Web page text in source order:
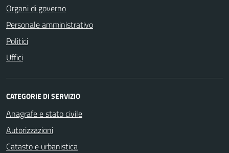
Organi di governo
Personale amministrativo
Politici
Uffici
CATEGORIE DI SERVIZIO
Anagrafe e stato civile
Autorizzazioni
Catasto e urbanistica